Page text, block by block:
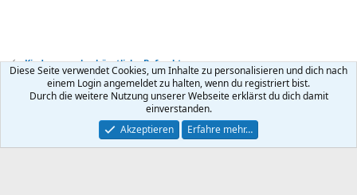
Kinderwunsch + künstliche Befruchtung
Kontakt Nutzungsbedingungen Datenschutz Hilfe
R
Community platform by XenForo ® © 2010-2026 XenForo Ltd.
Diese Seite verwendet Cookies, um Inhalte zu personalisieren und dich nach
einem Login angemeldet zu halten, wenn du registriert bist.
Durch die weitere Nutzung unserer Webseite erklärst du dich damit
einverstanden.
Akzeptieren
Erfahre mehr…